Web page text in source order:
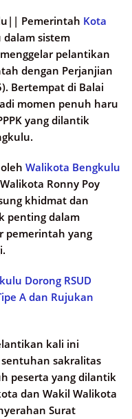
Pemerintah Kota
sistem
pelantikan
dengan Perjanjian
Bertempat di Balai
momen penuh haru
yang dilantik
Walikota Bengkulu
Ronny Poy
khidmat dan
penting dalam
pemerintah yang
Dorong RSUD
A dan Rujukan
kali ini
sakralitas
peserta yang dilantik
dan Wakil Walikota
Surat